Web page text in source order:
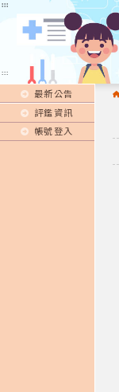
:::
:::
最新公告
評鑑資訊
帳號登入
:::